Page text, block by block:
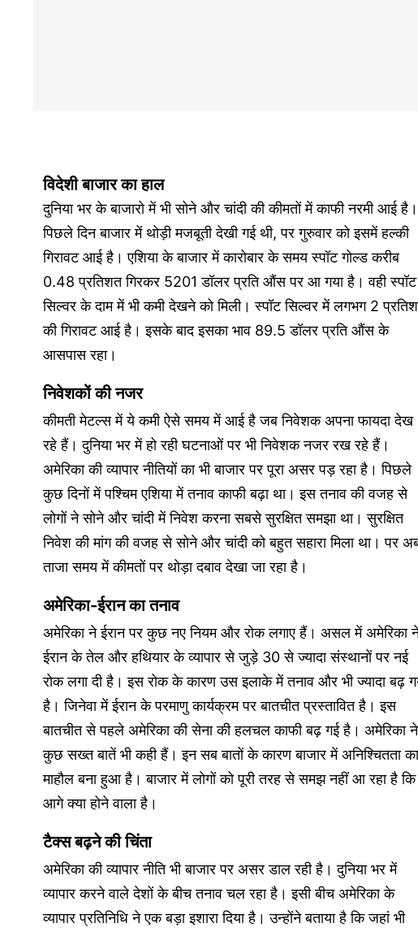
विदेशी बाजार का हाल
दुनिया भर के बाजारो में भी सोने और चांदी की कीमतों में काफी नरमी आई है।
पिछले दिन बाजार में थोड़ी मजबूती देखी गई थी, पर गुरुवार को इसमें हल्की
गिरावट आई है। एशिया के बाजार में कारोबार के समय स्पॉट गोल्ड करीब
0.48 प्रतिशत गिरकर 5201 डॉलर प्रति औंस पर आ गया है। वही स्पॉट
सिल्वर के दाम में भी कमी देखने को मिली। स्पॉट सिल्वर में लगभग 2
की गिरावट आई है। इसके बाद इसका भाव 89.5 डॉलर प्रति औंस के
आसपास रहा।
निवेशकों की नजर
कीमती मेटल्स में ये कमी ऐसे समय में आई है जब निवेशक अपना फायदा देख
रहे हैं। दुनिया भर में हो रही घटनाओं पर भी निवेशक नजर रख रहे हैं।
अमेरिका की व्यापार नीतियों का भी बाजार पर पूरा असर पड़ रहा है। पिछले
कुछ दिनों में पश्चिम एशिया में तनाव काफी बढ़ा था। इस तनाव की वजह से
लोगों ने सोने और चांदी में निवेश करना सबसे सुरक्षित समझा था। सुरक्षित
निवेश की मांग की वजह से सोने और चांदी को बहुत सहारा मिला था। पर
ताजा समय में कीमतों पर थोड़ा दबाव देखा जा रहा है।
अमेरिका-ईरान का तनाव
अमेरिका ने ईरान पर कुछ नए नियम और रोक लगाए हैं। असल में अमेरिका
ईरान के तेल और हथियार के व्यापार से जुड़े 30 से ज्यादा संस्थानों पर नई
रोक लगा दी है। इस रोक के कारण उस इलाके में तनाव और भी ज्यादा बढ़
है। जिनेवा में ईरान के परमाणु कार्यक्रम पर बातचीत प्रस्तावित है। इस
बातचीत से पहले अमेरिका की सेना की हलचल काफी बढ़ गई है। अमेरिका ने
कुछ सख्त बातें भी कही हैं। इन सब बातों के कारण बाजार में अनिश्चितता का
माहौल बना हुआ है। बाजार में लोगों को पूरी तरह से समझ नहीं आ रहा है कि
आगे क्या होने वाला है।
टैक्स बढ़ने की चिंता
अमेरिका की व्यापार नीति भी बाजार पर असर डाल रही है। दुनिया भर में
व्यापार करने वाले देशों के बीच तनाव चल रहा है। इसी बीच अमेरिका के
व्यापार प्रतिनिधि ने एक बड़ा इशारा दिया है। उन्होंने बताया है कि जहां भी